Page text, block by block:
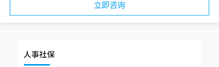
立即咨询